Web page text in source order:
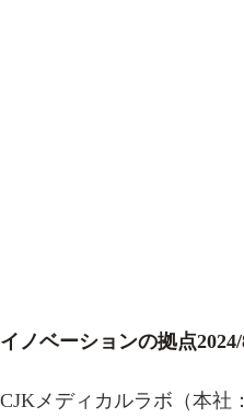
ノベーションの拠点
メディカルラボ（本社